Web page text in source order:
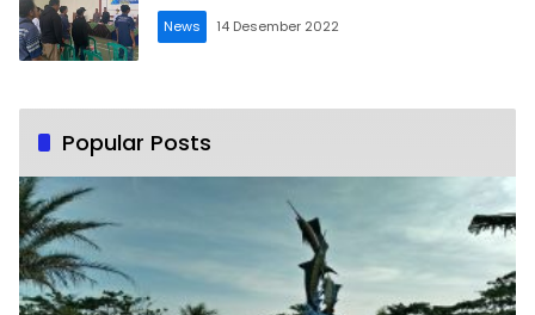
News 14 Desember 2022
Popular Posts